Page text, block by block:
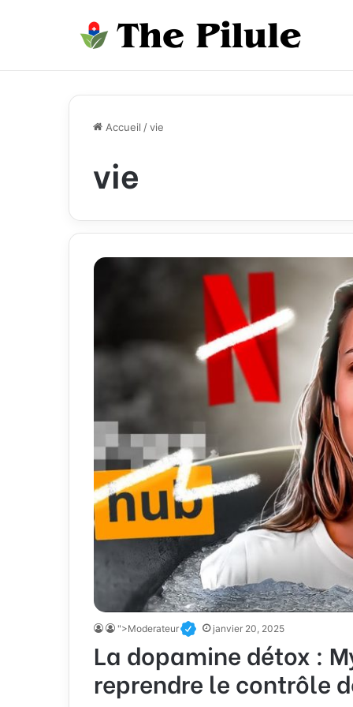
Accueil /vie
vie
">Moderateur janvier 20, 2025
La dopamine détox :
reprendre le contrôle